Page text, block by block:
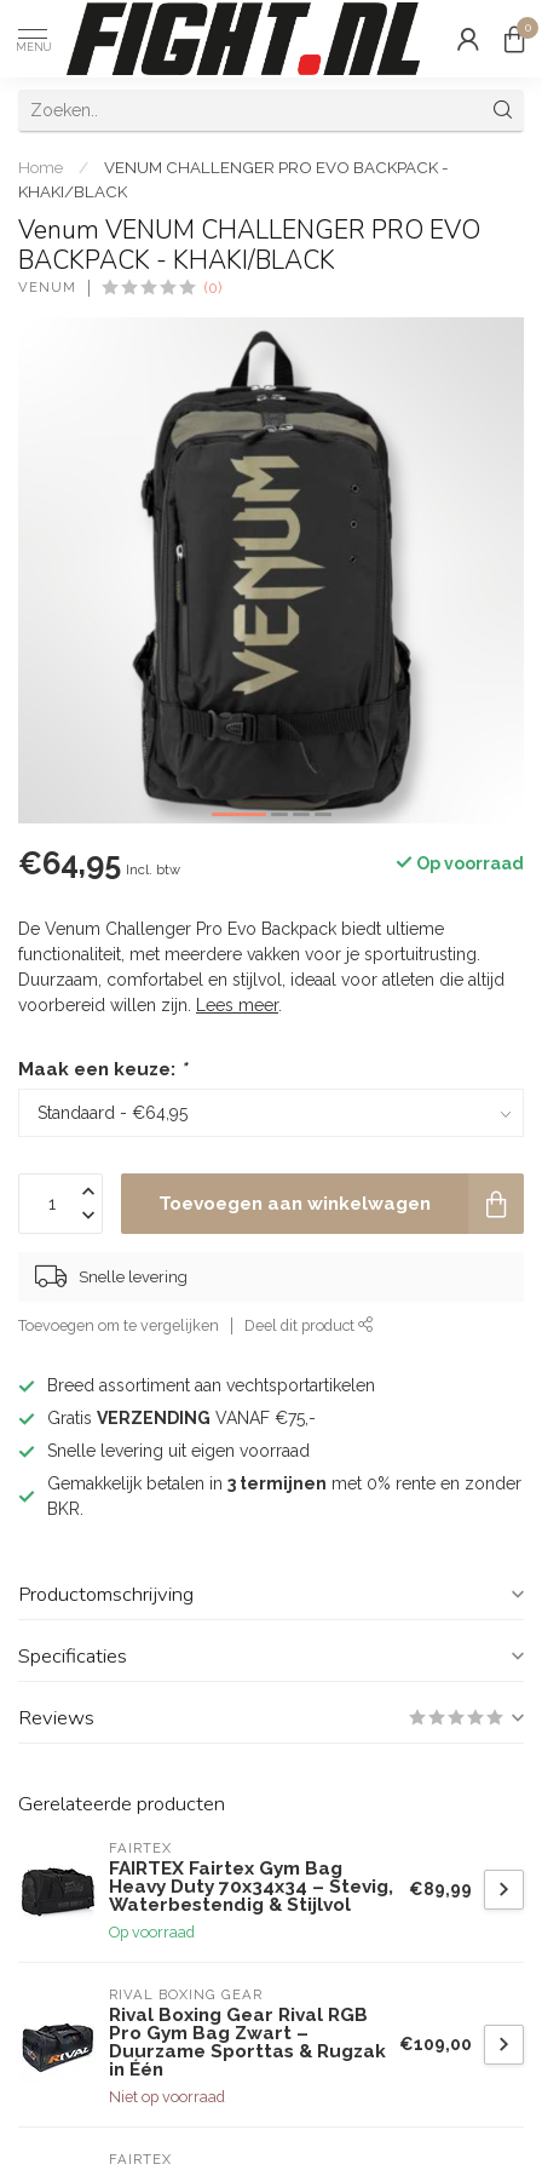
MENU
0
Home /
VENUM CHALLENGER PRO EVO BACKPACK -
KHAKI/BLACK
Venum VENUM CHALLENGER PRO EVO
BACKPACK - KHAKI/BLACK
VENUM (0)
€64,95 Incl. btw Op voorraad
De Venum Challenger Pro Evo Backpack biedt ultieme
functionaliteit, met meerdere vakken voor je sportuitrusting.
Duurzaam, comfortabel en stijlvol, ideaal voor atleten die altijd
voorbereid willen zijn.
Lees meer.
Maak een keuze: *
Toevoegen aan winkelwagen
Snelle levering
Toevoegen om te vergelijken Deel dit product
Breed assortiment aan vechtsportartikelen
Gratis VERZENDING VANAF €75,-
Snelle levering uit eigen voorraad
Gemakkelijk betalen in 3 termijnen met 0% rente en zonder
BKR.
Productomschrijving
Specificaties
Reviews
Gerelateerde producten
FAIRTEX
FAIRTEX Fairtex Gym Bag
Heavy Duty 70x34x34 – Stevig,
Waterbestendig & Stijlvol
Op voorraad
€89,99
RIVAL BOXING GEAR
Rival Boxing Gear Rival RGB
Pro Gym Bag Zwart –
Duurzame Sporttas & Rugzak
in Één
Niet op voorraad
€109,00
FAIRTEX